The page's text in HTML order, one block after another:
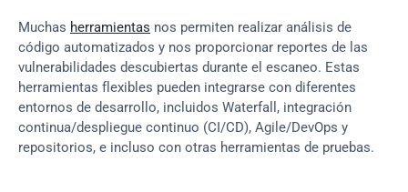
Muchas herramientas nos permiten realizar análisis de
código automatizados y nos proporcionar reportes de las
vulnerabilidades descubiertas durante el escaneo. Estas
herramientas flexibles pueden integrarse con diferentes
entornos de desarrollo, incluidos Waterfall, integración
continua/despliegue continuo (CI/CD), Agile/DevOps y
repositorios, e incluso con otras herramientas de pruebas.